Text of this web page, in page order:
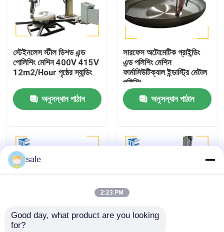
আমাদের সম্বন্ধে
কারখানা পরিদর্শন
গুণমান নিয়ন্ত্রণ
আমাদের সাথে যোগাযোগ করুন
মামলা
ট্যাংক পোলিশিং মেশিন
স্টেইনলেস স্টীল ডিশড এন্ড
পোলিশিং মেশিন 400V 415V
12m2/Hour পৃষ্ঠের স্যান্ডিং
অনুসন্ধান পাঠান
সারফেস অটোমেটিক গ্রাইন্ডিং
এন্ড পলিশিং মেশিন
ফার্মাসিউটিক্যাল ইন্ডাস্ট্রি মেটাল
পলিশিং
অনুসন্ধান পাঠান
ইস্পাত জাহাজের মাথা পৃষ্ঠের
sale
2:23 PM
Good day, what product are you looking
for?